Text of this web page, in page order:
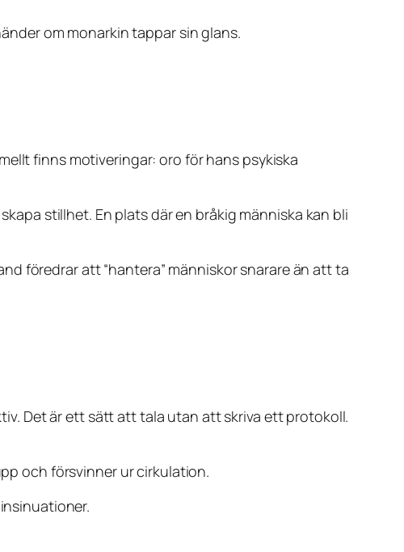
om monarkin tappar sin glans.
finns motiveringar: oro för hans psykiska
stillhet. En plats där en bråkig människa kan bli
föredrar att “hantera” människor snarare än att ta
Det är ett sätt att tala utan att skriva ett protokoll.
och försvinner ur cirkulation.